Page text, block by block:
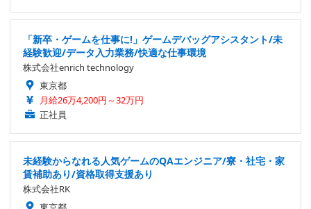
「新卒・ゲームを仕事に!」ゲームデバッグアシスタント/未
経験歓迎/データ入力業務/快適な仕事環境
株式会社enrich technology
東京都
月給26万4,200円～32万円
正社員
未経験からなれる人気ゲームのQAエンジニア/寮・社宅・家
賃補助あり/資格取得支援あり
株式会社RK